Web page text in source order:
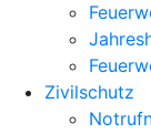
Zivilschutz